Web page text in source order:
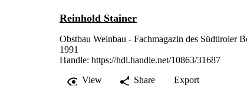
Reinhold Stainer
Obstbau Weinbau - Fachmagazin des Südtiroler
1991
Handle: https://hdl.handle.net/10863/31687
View
Share Export